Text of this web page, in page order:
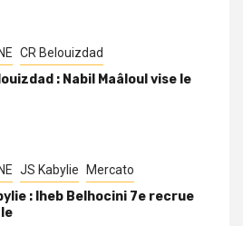
CR Belouizdad
: Nabil Maâloul vise le
JS Kabylie Mercato
: Iheb Belhocini 7e recrue